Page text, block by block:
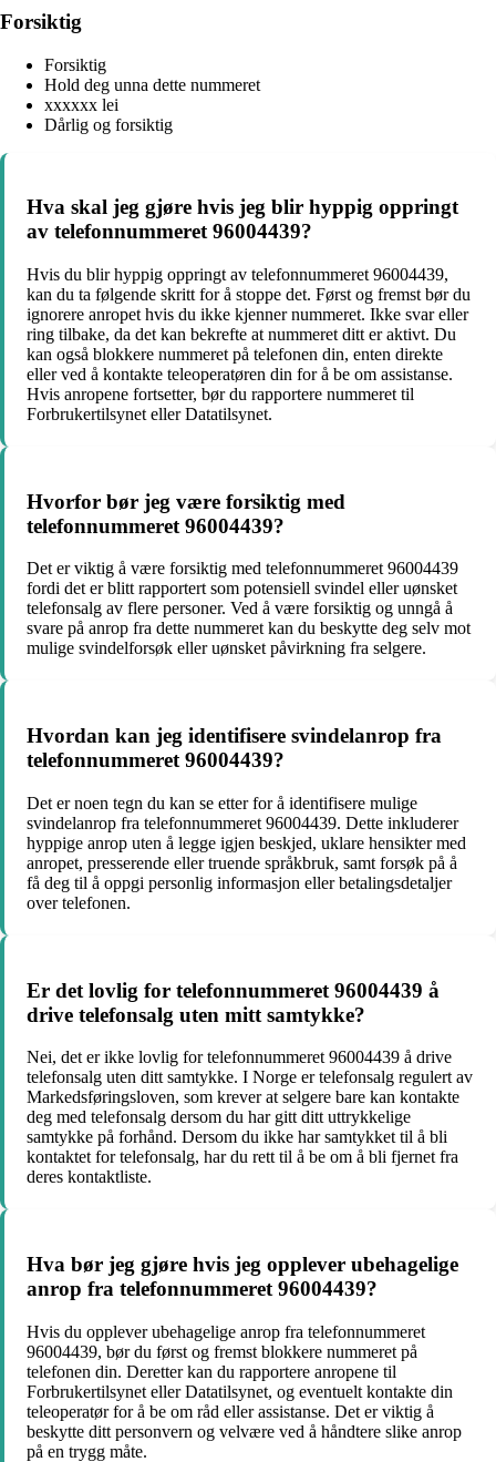
Forsiktig
Forsiktig
Hold deg unna dette nummeret
xxxxxx lei
Dårlig og forsiktig
Hva skal jeg gjøre hvis jeg blir hyppig oppringt
av telefonnummeret 96004439?
Hvis du blir hyppig oppringt av telefonnummeret 96004439,
kan du ta følgende skritt for å stoppe det. Først og fremst bør du
ignorere anropet hvis du ikke kjenner nummeret. Ikke svar eller
ring tilbake, da det kan bekrefte at nummeret ditt er aktivt. Du
kan også blokkere nummeret på telefonen din, enten direkte
eller ved å kontakte teleoperatøren din for å be om assistanse.
Hvis anropene fortsetter, bør du rapportere nummeret til
Forbrukertilsynet eller Datatilsynet.
Hvorfor bør jeg være forsiktig med
telefonnummeret 96004439?
Det er viktig å være forsiktig med telefonnummeret 96004439
fordi det er blitt rapportert som potensiell svindel eller uønsket
telefonsalg av flere personer. Ved å være forsiktig og unngå å
svare på anrop fra dette nummeret kan du beskytte deg selv mot
mulige svindelforsøk eller uønsket påvirkning fra selgere.
Hvordan kan jeg identifisere svindelanrop fra
telefonnummeret 96004439?
Det er noen tegn du kan se etter for å identifisere mulige
svindelanrop fra telefonnummeret 96004439. Dette inkluderer
hyppige anrop uten å legge igjen beskjed, uklare hensikter med
anropet, presserende eller truende språkbruk, samt forsøk på å
få deg til å oppgi personlig informasjon eller betalingsdetaljer
over telefonen.
Er det lovlig for telefonnummeret 96004439 å
drive telefonsalg uten mitt samtykke?
Nei, det er ikke lovlig for telefonnummeret 96004439 å drive
telefonsalg uten ditt samtykke. I Norge er telefonsalg regulert av
Markedsføringsloven, som krever at selgere bare kan kontakte
deg med telefonsalg dersom du har gitt ditt uttrykkelige
samtykke på forhånd. Dersom du ikke har samtykket til å bli
kontaktet for telefonsalg, har du rett til å be om å bli fjernet fra
deres kontaktliste.
Hva bør jeg gjøre hvis jeg opplever ubehagelige
anrop fra telefonnummeret 96004439?
Hvis du opplever ubehagelige anrop fra telefonnummeret
96004439, bør du først og fremst blokkere nummeret på
telefonen din. Deretter kan du rapportere anropene til
Forbrukertilsynet eller Datatilsynet, og eventuelt kontakte din
teleoperatør for å be om råd eller assistanse. Det er viktig å
beskytte ditt personvern og velvære ved å håndtere slike anrop
på en trygg måte.